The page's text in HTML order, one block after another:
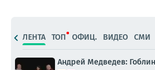
ЛЕНТА ТОП ОФИЦ. ВИДЕО СМИ
Андрей Медведев: